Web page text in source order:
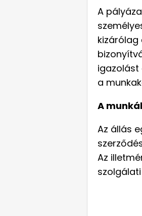
A
kizárólag
igazolást
a
A
Az állás
Az